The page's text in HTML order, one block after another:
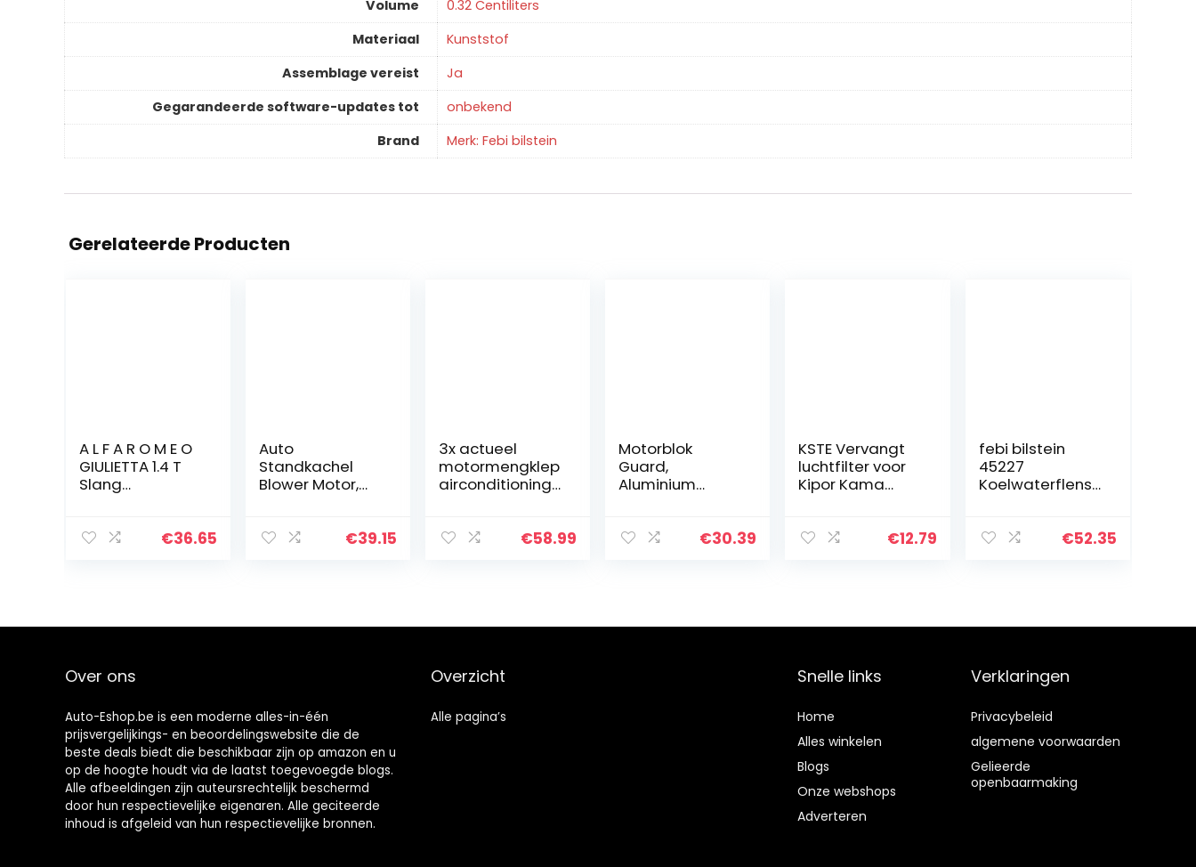
Volume
‎0.32 Centiliters
Materiaal
‎Kunststof
Assemblage vereist
‎Ja
Gegarandeerde software-updates tot
‎onbekend
Brand
Merk: Febi bilstein
Gerelateerde Producten
A L F A R O M E O
GIULIETTA 1.4 T
Slang
50517519-
50521790…
€36.65
Auto
Standkachel
Blower Motor,
Warmteafvoer
€39.15
3x actueel
motormengklep
airconditioning
Leon Octavai II
€58.99
Motorblok
Guard,
Aluminium
Motor
Voor…
€30.39
KSTE Vervangt
luchtfilter voor
Kipor Kama
KDE6700
€12.79
febi bilstein
45227
Koelwaterflens
afdichting, 1 stuk
€52.35
Over ons
Auto-Eshop.be is een moderne alles-in-één
prijsvergelijkings- en beoordelingswebsite die de
beste deals biedt die beschikbaar zijn op amazon en u
op de hoogte houdt via de laatst toegevoegde blogs.
Alle afbeeldingen zijn auteursrechtelijk beschermd
door hun respectievelijke eigenaren. Alle geciteerde
inhoud is afgeleid van hun respectievelijke bronnen.
Overzicht
Alle pagina’s
Snelle links
Home
Alles winkelen
Blogs
Onze webshops
Adverteren
Verklaringen
Privacybeleid
algemene voorwaarden
Gelieerde
openbaarmaking